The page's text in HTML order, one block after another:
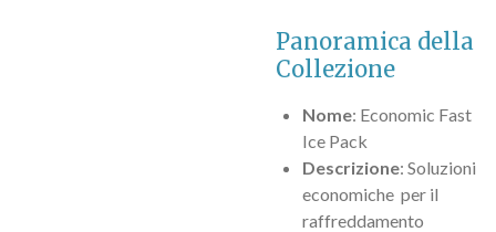
Panoramica della
Collezione
Nome: Economic Fast
Ice Pack
Descrizione: Soluzioni
economiche per il
raffreddamento